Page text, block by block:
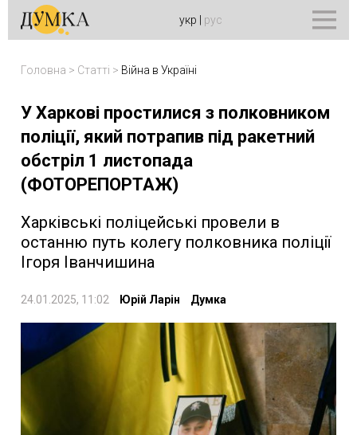
укр рус
Головна > Статті > Війна в Україні
У Харкові простилися з полковником
поліції, який потрапив під ракетний
обстріл 1 листопада
(ФОТОРЕПОРТАЖ)
Харківські поліцейські провели в
останню путь колегу полковника поліції
Ігоря Іванчишина
24.01.2025, 11:02 Юрій Ларін Думка